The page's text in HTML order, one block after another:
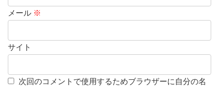
メール ※
サイト
次回のコメントで使用するためブラウザーに自分の名